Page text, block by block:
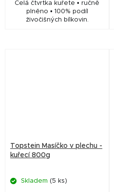
Celá čtvrtka kuřete • ručně
plněno • 100% podíl
živočišných bílkovin.
Topstein Masíčko v plechu -
kuřecí 800g
Skladem (5 ks)